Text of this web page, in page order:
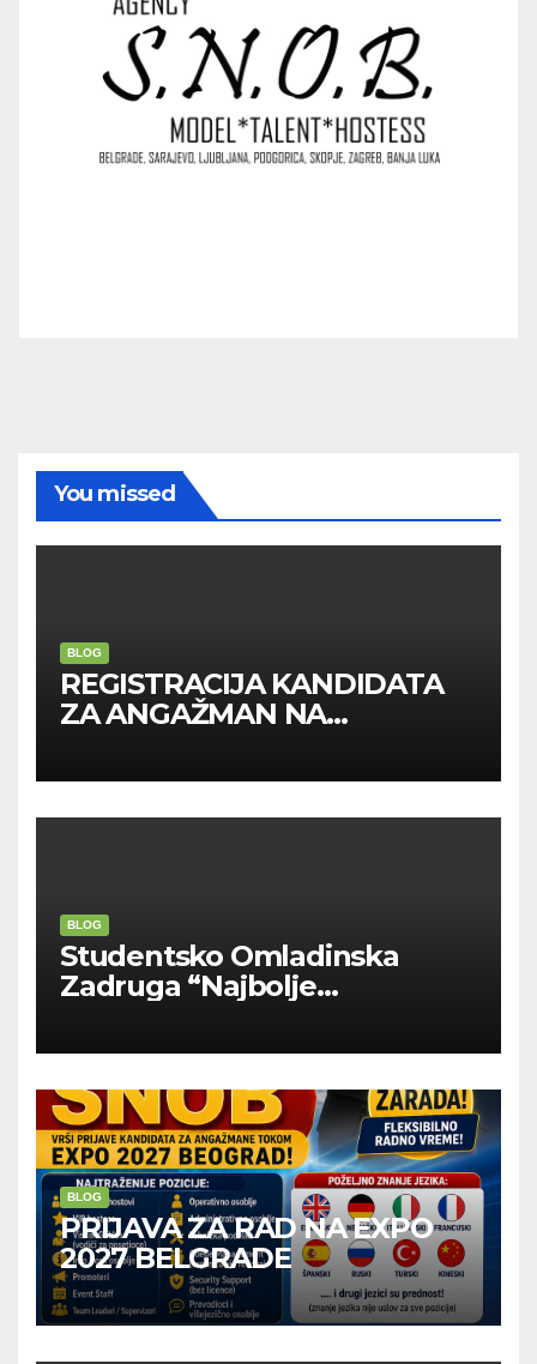
You missed
BLOG
REGISTRACIJA KANDIDATA
ZA ANGAŽMAN NA
BLOG
Studentsko Omladinska
Zadruga “Najbolje
BLOG
PRIJAVA ZA RAD NA EXPO
2027 BELGRADE